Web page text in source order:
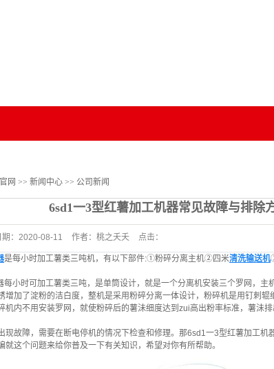
行业新闻
网 >> 新闻中心 >> 公司新闻
6sd1一3型红薯加工机器常见故障与排除
： 2020-08-11 作者： 桃之夭夭 点击：
是每小时加工薯类三吨机，有以下部件:①粉碎分离主机②四米清洗输送机
时可加工薯类三吨，是单筒设计，就是一个分离机安装三个罗网，主
增加了淀粉的洁白度，整机是采用粉碎分离一体设计，粉碎机是用钉刺
机内不用安装罗网，就使粉碎后的薯沬细度达到zui高出粉率标准，薯沬
故障，需要在断电停机的情况下检查和修理。那6sd1一3型红薯加工机
就这个问题来给你普及一下有关知识，希望对你有所帮助。